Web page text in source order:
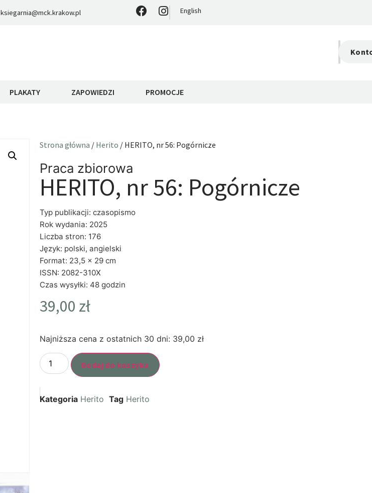
ksiegarnia@mck.krakow.pl English
PLAKATY ZAPOWIEDZI PROMOCJE
Strona główna / Herito / HERITO, nr 56: Pogórnicze
Praca zbiorowa
HERITO, nr 56: Pogórnicze
Typ publikacji: czasopismo
Rok wydania: 2025
Liczba stron: 176
Język: polski, angielski
Format: 23,5 x 29 cm
ISSN: 2082-310X
Czas wysyłki: 48 godzin
39,00 zł
Najniższa cena z ostatnich 30 dni: 39,00 zł
Dodaj do koszyka
Kategoria Herito Tag Herito